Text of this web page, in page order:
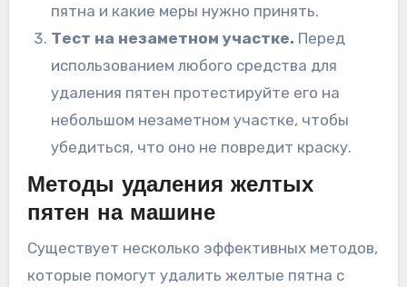
пятна и какие меры нужно принять.
Тест на незаметном участке. Перед
использованием любого средства для
удаления пятен протестируйте его на
небольшом незаметном участке, чтобы
убедиться, что оно не повредит краску.
Методы удаления желтых
пятен на машине
Существует несколько эффективных методов,
которые помогут удалить желтые пятна с